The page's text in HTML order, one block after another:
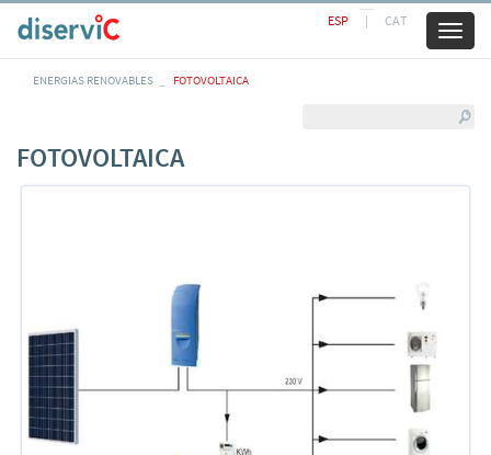
ESP | CAT
ENERGIAS RENOVABLES FOTOVOLTAICA
FOTOVOLTAICA